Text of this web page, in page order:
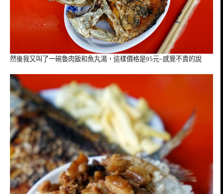
然後我又叫了一碗魯肉飯和魚丸湯，這樣價格是95元~感覺不貴的說